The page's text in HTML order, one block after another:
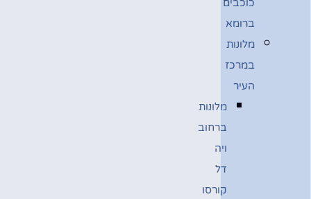
כוכבים
ברומא
מלונות
במרכז
העיר
מלונות
ברחוב
ויה
דל
קורסו